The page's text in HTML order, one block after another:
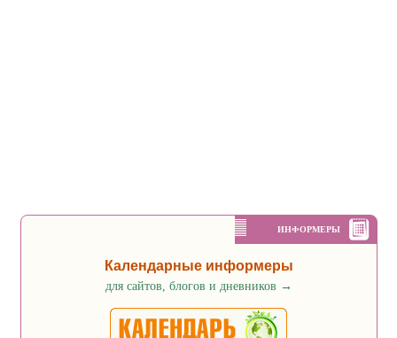
ИНФОРМЕРЫ
Календарные информеры
для сайтов, блогов и дневников →